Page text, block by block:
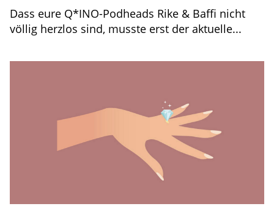
Dass eure Q*INO-Podheads Rike & Baffi nicht
völlig herzlos sind, musste erst der aktuelle...